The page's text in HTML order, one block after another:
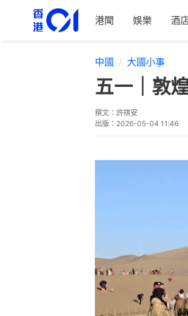
港聞 娛樂 酒
中國 大國小事
五一｜敦
撰文： 許祺安
出版： 2026-05-04 11:46